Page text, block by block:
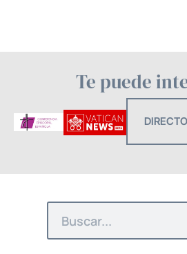
Te puede